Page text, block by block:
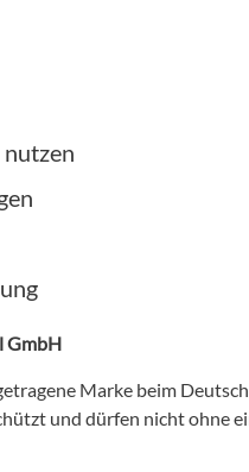
GmbH
Marke beim
und dürfen nicht ohne